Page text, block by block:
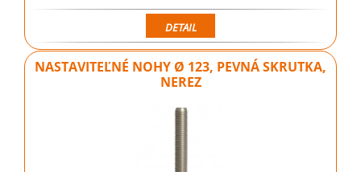
DETAIL
NASTAVITEĽNÉ NOHY Ø 123, PEVNÁ SKRUTKA,
NEREZ